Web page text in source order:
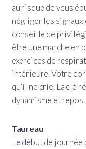
au risque de vous
négliger les signaux
conseille de
être une marche en
exercices de
intérieure. Votre
qu’il ne crie. La clé
dynamisme et repos.
Taureau
Le début de journée